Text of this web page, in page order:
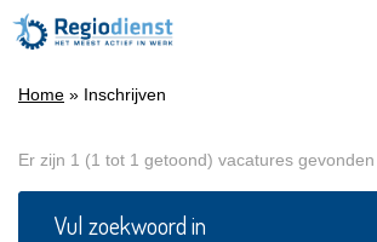
Home » Inschrijven
Er zijn 1 (1 tot 1 getoond) vacatures gevonden
Vul zoekwoord in